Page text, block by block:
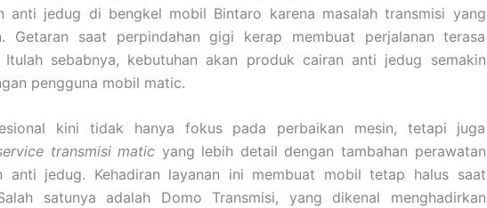
anti jedug di bengkel mobil Bintaro karena masalah transmisi yang
Getaran saat perpindahan gigi kerap membuat perjalanan terasa
Itulah sebabnya, kebutuhan akan produk cairan anti jedug semakin
pengguna mobil matic.
kini tidak hanya fokus pada perbaikan mesin, tetapi juga
transmisi matic yang lebih detail dengan tambahan perawatan
anti jedug. Kehadiran layanan ini membuat mobil tetap halus saat
satunya adalah Domo Transmisi, yang dikenal menghadirkan